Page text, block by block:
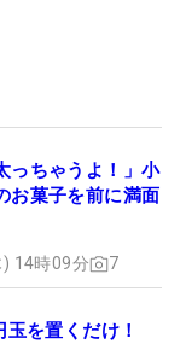
っちゃうよ！」小
お菓子を前に満面
14時09分 7
を置くだけ！